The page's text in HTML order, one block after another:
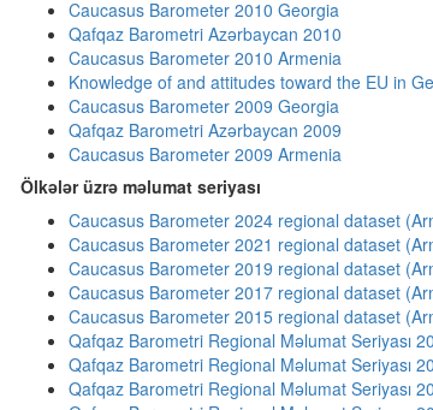
Caucasus Barometer 2010 Georgia
Qafqaz Barometri Azərbaycan 2010
Caucasus Barometer 2010 Armenia
Knowledge of and attitudes toward the EU in
Caucasus Barometer 2009 Georgia
Qafqaz Barometri Azərbaycan 2009
Caucasus Barometer 2009 Armenia
Ölkələr üzrə məlumat seriyası
Caucasus Barometer 2024 regional dataset
Caucasus Barometer 2021 regional dataset
Caucasus Barometer 2019 regional dataset
Caucasus Barometer 2017 regional dataset
Caucasus Barometer 2015 regional dataset
Qafqaz Barometri Regional Məlumat Seriyası
Qafqaz Barometri Regional Məlumat Seriyası
Qafqaz Barometri Regional Məlumat Seriyası